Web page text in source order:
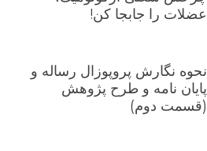
عضلات را جابجا کن!
نحوه نگارش پروپوزال رساله و
پایان نامه و طرح پژوهش
(قسمت دوم)